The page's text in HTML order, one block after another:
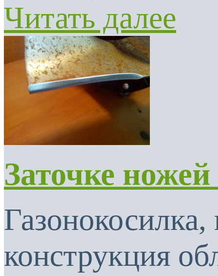
Читать далее
Заточке
конструкция